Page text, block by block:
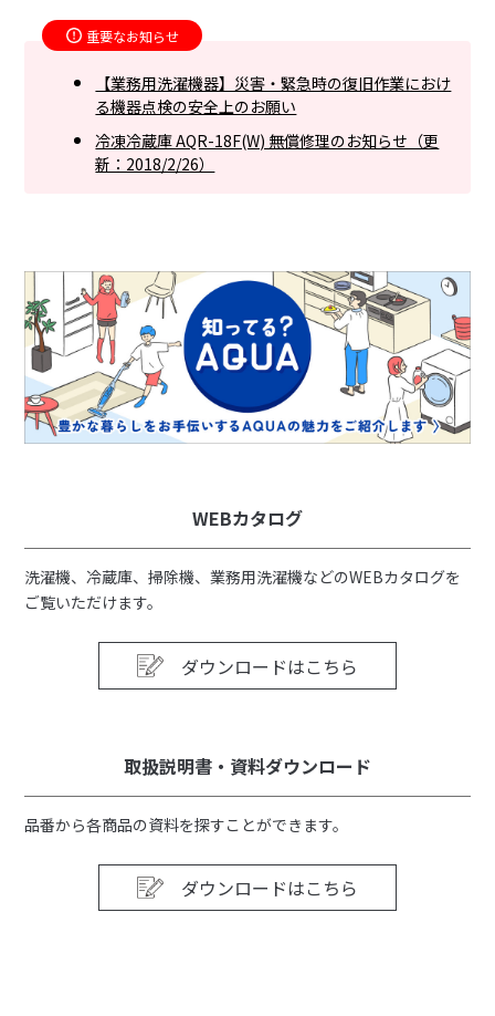
重要なお知らせ
【業務用洗濯機器】災害・緊急時の復旧作業におけ
る機器点検の安全上のお願い
冷凍冷蔵庫 AQR-18F(W) 無償修理のお知らせ（更
新：2018/2/26）
WEBカタログ
洗濯機、冷蔵庫、掃除機、業務用洗濯機などのWEBカタログを
ご覧いただけます。
ダウンロードはこちら
取扱説明書・資料ダウンロード
品番から各商品の資料を探すことができます。
ダウンロードはこちら